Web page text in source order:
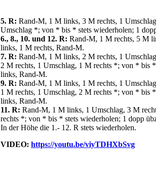
5. R: Rand-M, 1 M links, 3 M rechts, 1
Umschlag *; von * bis * stets wiederholen; 1
6., 8., 10. und 12. R: Rand-M, 1 M rechts, 5 M
links, 1 M rechts, Rand-M.
7. R: Rand-M, 1 M links, 2 M rechts, 1
2 M rechts, 1 Umschlag, 1 M rechts *; von * bis
links, Rand-M.
9. R: Rand-M, 1 M links, 1 M rechts, 1
1 M rechts, 1 Umschlag, 2 M rechts *; von * bis
links, Rand-M.
11. R: Rand-M, 1 M links, 1 Umschlag, 3 M
rechts *; von * bis * stets wiederholen; 1 dopp
In der Höhe die 1.- 12. R stets wiederholen.
VIDEO: https://youtu.be/viyTDHXbSvg